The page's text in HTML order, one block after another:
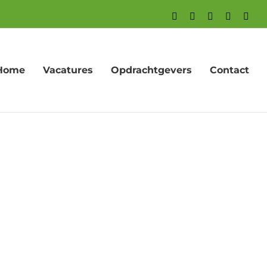
Facebook LinkedInYouTube
Vacatures Opdrachtgevers Contact